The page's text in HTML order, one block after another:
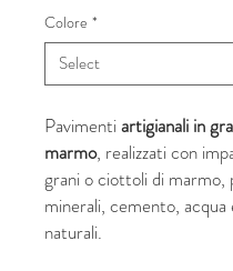
Colore *
Pavimentiartigianali in
marmo, realizzati con
grani o ciottoli di marmo,
minerali, cemento,
naturali.